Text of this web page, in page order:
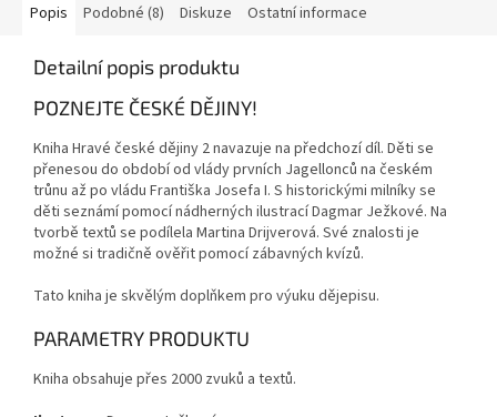
Popis Podobné (8) Diskuze Ostatní informace
Detailní popis produktu
POZNEJTE ČESKÉ DĚJINY!
Kniha Hravé české dějiny 2 navazuje na předchozí díl. Děti se
přenesou do období od vlády prvních Jagellonců na českém
trůnu až po vládu Františka Josefa I. S historickými milníky se
děti seznámí pomocí nádherných ilustrací Dagmar Ježkové. Na
tvorbě textů se podílela Martina Drijverová. Své znalosti je
možné si tradičně ověřit pomocí zábavných kvízů.
Tato kniha je skvělým doplňkem pro výuku dějepisu.
PARAMETRY PRODUKTU
Kniha obsahuje přes 2000 zvuků a textů.